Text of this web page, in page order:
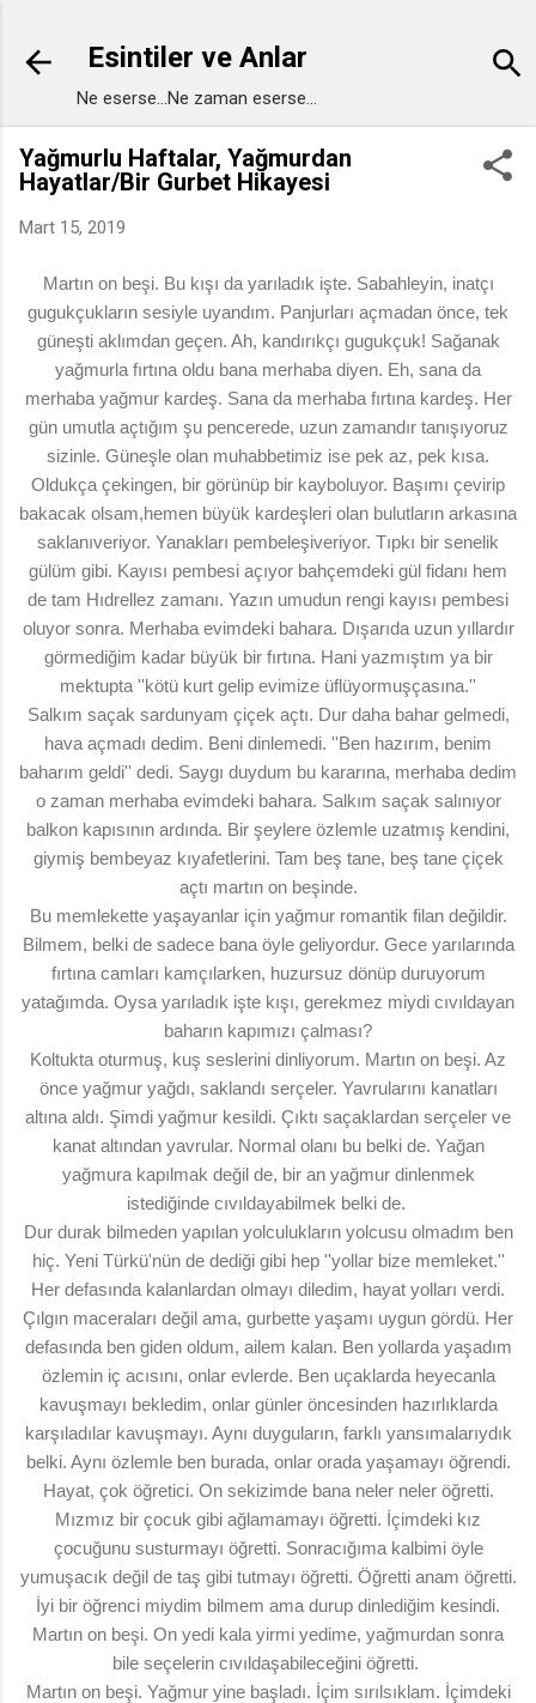
Esintiler ve Anlar
Ne eserse...Ne zaman eserse...
Yağmurlu Haftalar, Yağmurdan
Hayatlar/Bir Gurbet Hikayesi
Mart 15, 2019
Martın on beşi. Bu kışı da yarıladık işte. Sabahleyin, inatçı
gugukçukların sesiyle uyandım. Panjurları açmadan önce, tek
güneşti aklımdan geçen. Ah, kandırıkçı gugukçuk! Sağanak
yağmurla fırtına oldu bana merhaba diyen. Eh, sana da
merhaba yağmur kardeş. Sana da merhaba fırtına kardeş. Her
gün umutla açtığım şu pencerede, uzun zamandır tanışıyoruz
sizinle. Güneşle olan muhabbetimiz ise pek az, pek kısa.
Oldukça çekingen, bir görünüp bir kayboluyor. Başımı çevirip
bakacak olsam,hemen büyük kardeşleri olan bulutların arkasına
saklanıveriyor. Yanakları pembeleşiveriyor. Tıpkı bir senelik
gülüm gibi. Kayısı pembesi açıyor bahçemdeki gül fidanı hem
de tam Hıdrellez zamanı. Yazın umudun rengi kayısı pembesi
oluyor sonra. Merhaba evimdeki bahara. Dışarıda uzun yıllardır
görmediğim kadar büyük bir fırtına. Hani yazmıştım ya bir
mektupta ''kötü kurt gelip evimize üflüyormuşçasına.''
Salkım saçak sardunyam çiçek açtı. Dur daha bahar gelmedi,
hava açmadı dedim. Beni dinlemedi. ''Ben hazırım, benim
baharım geldi'' dedi. Saygı duydum bu kararına, merhaba dedim
o zaman merhaba evimdeki bahara. Salkım saçak salınıyor
balkon kapısının ardında. Bir şeylere özlemle uzatmış kendini,
giymiş bembeyaz kıyafetlerini. Tam beş tane, beş tane çiçek
açtı martın on beşinde.
Bu memlekette yaşayanlar için yağmur romantik filan değildir.
Bilmem, belki de sadece bana öyle geliyordur. Gece yarılarında
fırtına camları kamçılarken, huzursuz dönüp duruyorum
yatağımda. Oysa yarıladık işte kışı, gerekmez miydi cıvıldayan
baharın kapımızı çalması?
Koltukta oturmuş, kuş seslerini dinliyorum. Martın on beşi. Az
önce yağmur yağdı, saklandı serçeler. Yavrularını kanatları
altına aldı. Şimdi yağmur kesildi. Çıktı saçaklardan serçeler ve
kanat altından yavrular. Normal olanı bu belki de. Yağan
yağmura kapılmak değil de, bir an yağmur dinlenmek
istediğinde cıvıldayabilmek belki de.
Dur durak bilmeden yapılan yolculukların yolcusu olmadım ben
hiç. Yeni Türkü'nün de dediği gibi hep ''yollar bize memleket.''
Her defasında kalanlardan olmayı diledim, hayat yolları verdi.
Çılgın maceraları değil ama, gurbette yaşamı uygun gördü. Her
defasında ben giden oldum, ailem kalan. Ben yollarda yaşadım
özlemin iç acısını, onlar evlerde. Ben uçaklarda heyecanla
kavuşmayı bekledim, onlar günler öncesinden hazırlıklarda
karşıladılar kavuşmayı. Aynı duyguların, farklı yansımalarıydık
belki. Aynı özlemle ben burada, onlar orada yaşamayı öğrendi.
Hayat, çok öğretici. On sekizimde bana neler neler öğretti.
Mızmız bir çocuk gibi ağlamamayı öğretti. İçimdeki kız
çocuğunu susturmayı öğretti. Sonracığıma kalbimi öyle
yumuşacık değil de taş gibi tutmayı öğretti. Öğretti anam öğretti.
İyi bir öğrenci miydim bilmem ama durup dinlediğim kesindi.
Martın on beşi. On yedi kala yirmi yedime, yağmurdan sonra
bile seçelerin cıvıldaşabileceğini öğretti.
Martın on beşi. Yağmur yine başladı. İçim sırılsıklam. İçimdeki